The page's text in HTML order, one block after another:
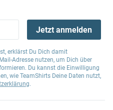
Jetzt anmelden
erklärst Du Dich damit
Adresse nutzen, um Dich über
Du kannst die Einwilligung
wie TeamShirts Deine Daten nutzt,
.